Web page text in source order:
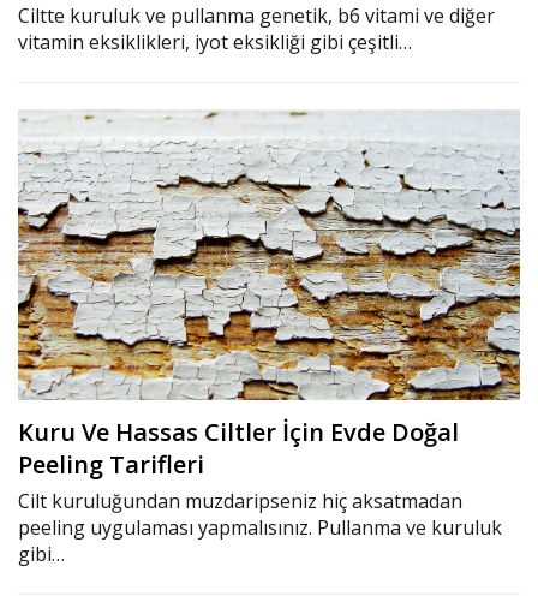
Ciltte kuruluk ve pullanma genetik, b6 vitami ve diğer
vitamin eksiklikleri, iyot eksikliği gibi çeşitli…
Kuru Ve Hassas Ciltler İçin Evde Doğal
Peeling Tarifleri
Cilt kuruluğundan muzdaripseniz hiç aksatmadan
peeling uygulaması yapmalısınız. Pullanma ve kuruluk
gibi…